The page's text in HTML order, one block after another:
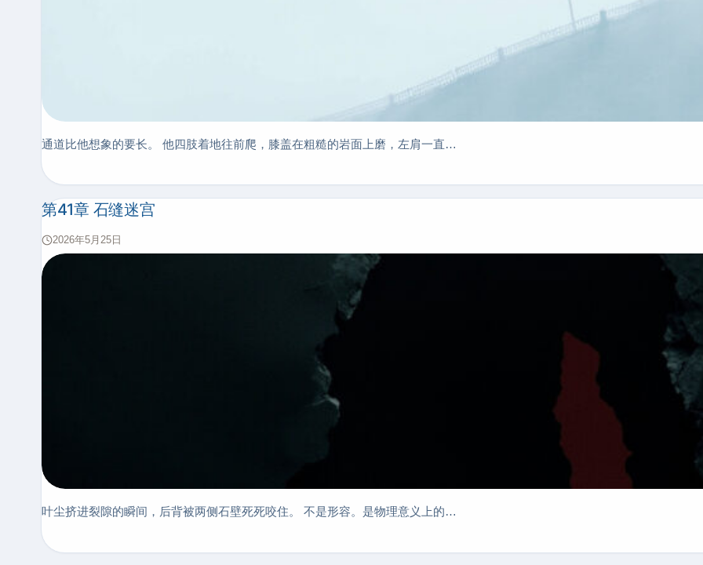
通道比他想象的要长。 他四肢着地往前爬，膝盖在粗糙的岩面上磨，左肩一直…
第41章 石缝迷宫
2026年5月25日
叶尘挤进裂隙的瞬间，后背被两侧石壁死死咬住。 不是形容。是物理意义上的…